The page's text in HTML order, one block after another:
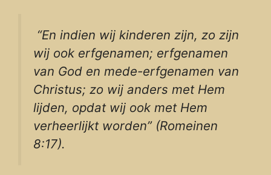
“En indien wij kinderen zijn, zo zijn
wij ook erfgenamen; erfgenamen
van God en mede-erfgenamen van
Christus; zo wij anders met Hem
lijden, opdat wij ook met Hem
verheerlijkt worden” (Romeinen
8:17).